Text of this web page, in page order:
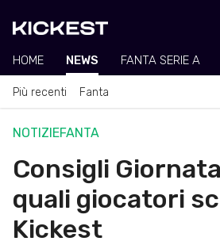
HOME NEWS FANTA SERIE A
Più recenti Fanta
NOTIZIEFANTA
Consigli
quali giocatori
Kickest